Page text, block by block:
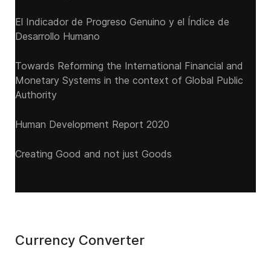
El Indicador de Progreso Genuino y el Índice de
Desarrollo Humano
Towards Reforming the International Financial and
Monetary Systems in the context of Global Public
Authority
Human Development Report 2020
Creating Good and not just Goods
Currency Converter